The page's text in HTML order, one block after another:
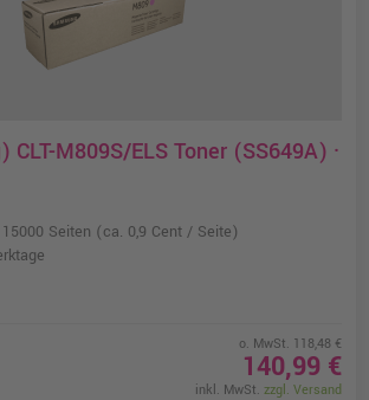
CLT-M809S/ELS Toner (SS649A) ·
Seiten (ca. 0,9 Cent / Seite)
o. MwSt. 118,48 €
140,99 €
inkl. MwSt. zzgl. Versand